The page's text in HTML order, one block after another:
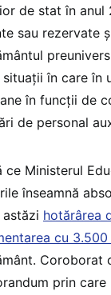
de stat în
sau rezervate
situații în care în
în funcții de
de personal
ce Ministerul
înseamnă
hotărârea
cu
Coroborat
prin